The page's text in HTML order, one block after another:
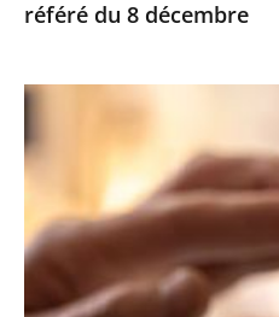
référé du 8 décembre
Limite
30
personnes
dans
les
établissements